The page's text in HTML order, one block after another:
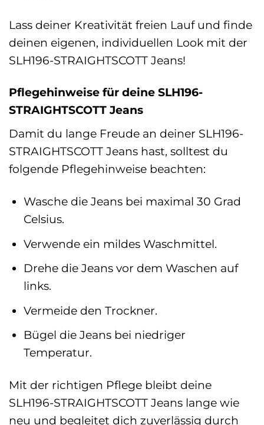
Lass deiner Kreativität freien Lauf und finde
deinen eigenen, individuellen Look mit der
SLH196-STRAIGHTSCOTT Jeans!
Pflegehinweise für deine SLH196-
STRAIGHTSCOTT Jeans
Damit du lange Freude an deiner SLH196-
STRAIGHTSCOTT Jeans hast, solltest du
folgende Pflegehinweise beachten:
Wasche die Jeans bei maximal 30 Grad
Celsius.
Verwende ein mildes Waschmittel.
Drehe die Jeans vor dem Waschen auf
links.
Vermeide den Trockner.
Bügel die Jeans bei niedriger
Temperatur.
Mit der richtigen Pflege bleibt deine
SLH196-STRAIGHTSCOTT Jeans lange wie
neu und begleitet dich zuverlässig durch